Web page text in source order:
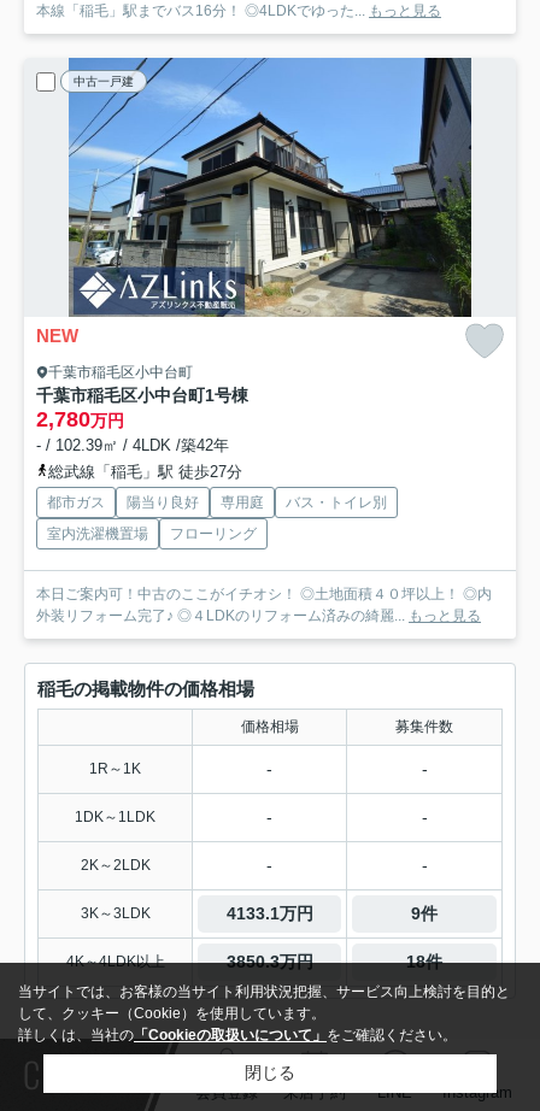
本線「稲毛」駅までバス16分！ ◎4LDKでゆった...
もっと見る
中古一戸建
NEW
千葉市稲毛区小中台町
千葉市稲毛区小中台町1号棟
2,780万円
- / 102.39㎡ / 4LDK /築42年
総武線「稲毛」駅 徒歩27分
都市ガス 陽当り良好 専用庭
バス・トイレ別
室内洗濯機置場
フローリング
本日ご案内可！中古のここがイチオシ！ ◎土地面積４０坪以上！ ◎内
外装リフォーム完了♪ ◎４LDKのリフォーム済みの綺麗...
もっと見る
稲毛の掲載物件の価格相場
価格相場 募集件数
1R～1K - -
1DK～1LDK - -
2K～2LDK - -
3K～3LDK 4133.1万円 9件
4K～4LDK以上 3850.3万円 18件
1
Contact 会員登録 来店予約 LINE Instagram
当サイトでは、お客様の当サイト利用状況把握、サービス向上検討を目的と
して、クッキー（Cookie）を使用しています。
詳しくは、当社の「Cookieの取扱いについて」 をご確認ください。
閉じる